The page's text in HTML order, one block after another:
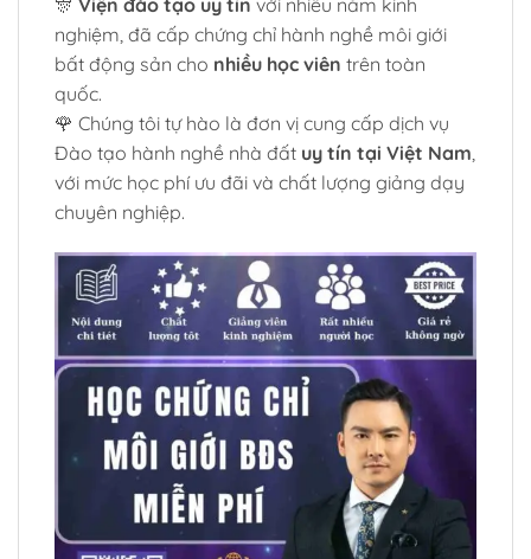
nghiệm, đã cấp chứng chỉ hành nghề môi giới
bất động sản cho nhiều học viên trên toàn
quốc.
🌹 Chúng tôi tự hào là đơn vị cung cấp dịch vụ
Đào tạo hành nghề nhà đất uy tín tại Việt Nam
với mức học phí ưu đãi và chất lượng giảng dạy
chuyên nghiệp.